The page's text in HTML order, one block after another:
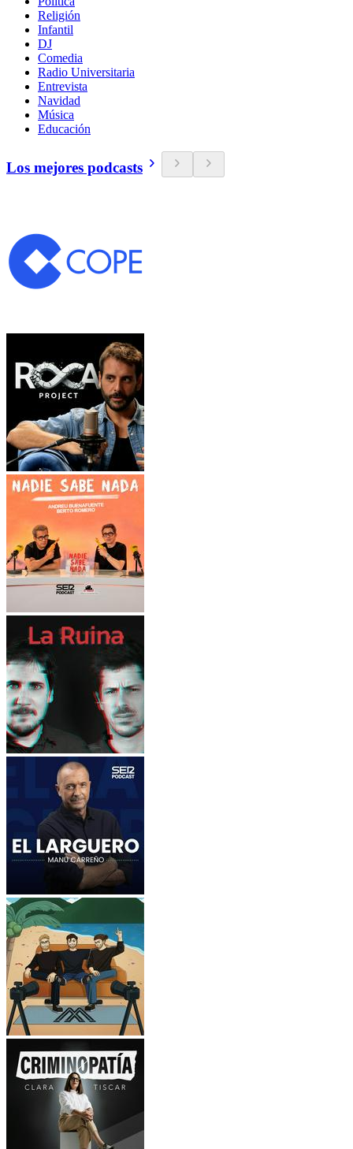
Religión
Infantil
DJ
Comedia
Radio Universitaria
Entrevista
Navidad
Música
Educación
Los mejores podcasts